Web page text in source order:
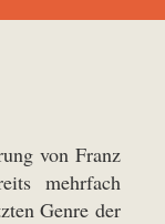
von Franz
mehrfach
Genre der